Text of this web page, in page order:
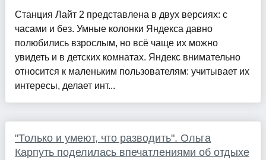
Станция Лайт 2 представлена в двух версиях: с
часами и без. Умные колонки Яндекса давно
полюбились взрослым, но всё чаще их можно
увидеть и в детских комнатах. Яндекс внимательно
относится к маленьким пользователям: учитывает их
интересы, делает инт...
"Только и умеют, что разводить". Ольга
Карпуть поделилась впечатлениями об отдыхе